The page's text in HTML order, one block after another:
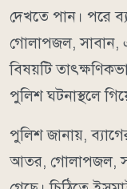
দেখতে পান। পরে
গোলাপজল, সাবান,
বিষয়টি
পুলিশ ঘটনাস্থলে
পুলিশ জানায়,
আতর, গোলাপজল,